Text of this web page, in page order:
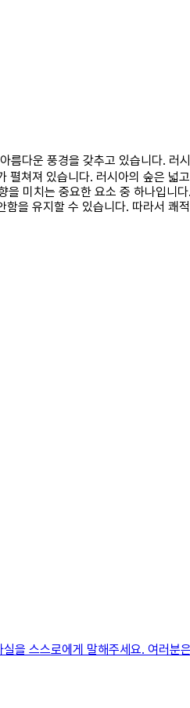
름다운 풍경을 갖추고 있습니다.
쳐져 있습니다. 러시아의 숲은
미치는 중요한 요소 중 하나입
을 유지할 수 있습니다. 따라서
을 스스로에게 말해주세요. 여러